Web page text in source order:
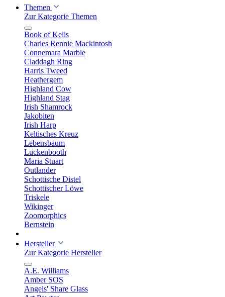
Themen
Zur Kategorie Themen
Book of Kells
Charles Rennie Mackintosh
Connemara Marble
Claddagh Ring
Harris Tweed
Heathergem
Highland Cow
Highland Stag
Irish Shamrock
Jakobiten
Irish Harp
Keltisches Kreuz
Lebensbaum
Luckenbooth
Maria Stuart
Outlander
Schottische Distel
Schottischer Löwe
Triskele
Wikinger
Zoomorphics
Bernstein
Hersteller
Zur Kategorie Hersteller
A.E. Williams
Amber SOS
Angels' Share Glass